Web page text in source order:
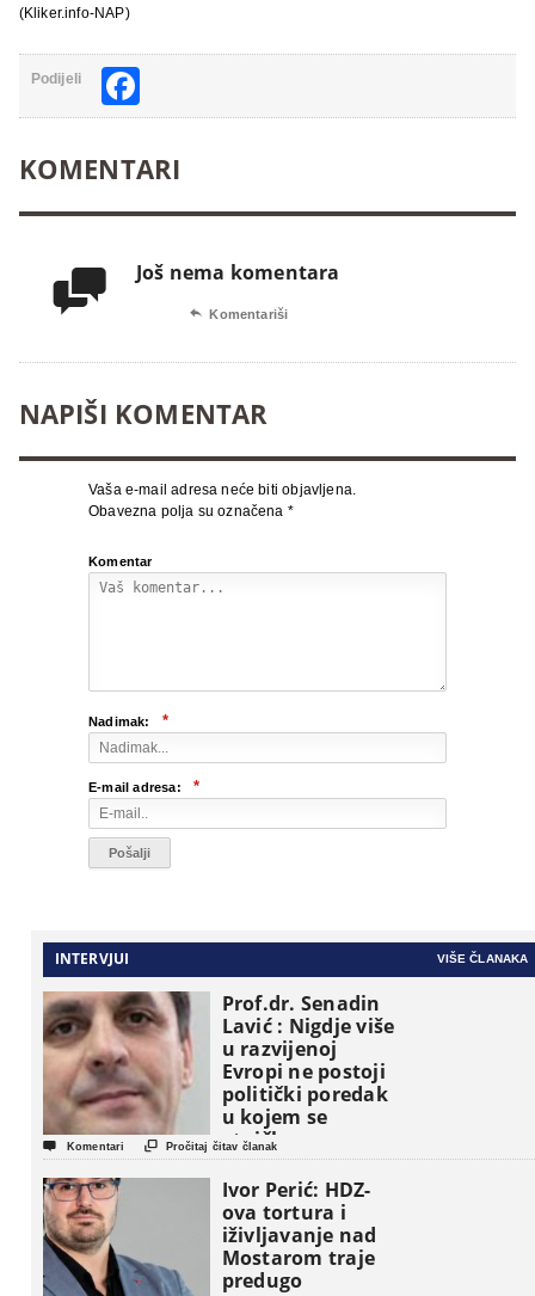
(Kliker.info-NAP)
Podijeli
KOMENTARI
 Još nema komentara
 Komentariši
NAPIŠI KOMENTAR
Vaša e-mail adresa neće biti objavljena.
Obavezna polja su označena *
Komentar
Nadimak: *
E-mail adresa: *
INTERVJUI VIŠE ČLANAKA
Prof.dr. Senadin
Lavić : Nigdje više
u razvijenoj
Evropi ne postoji
politički poredak
u kojem se
etničke grupe
pojavljuju kao
osnovne
političke jedinice
 Komentari  Pročitaj čitav članak
Ivor Perić: HDZ-
ova tortura i
iživljavanje nad
Mostarom traje
predugo